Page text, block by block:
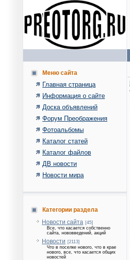
Меню сайта
Главная страница
Информация о сайте
Доска объявлений
Форум Преображения
Фотоальбомы
Каталог статей
Каталог файлов
ДВ новости
Новости мира
Категории раздела
Новости сайта [45]
Все, что касается собственно
сайта, нововведений, акций
Новости [2113]
Что в поселке нового, что в крае
нового, все, что касается общих
новостей